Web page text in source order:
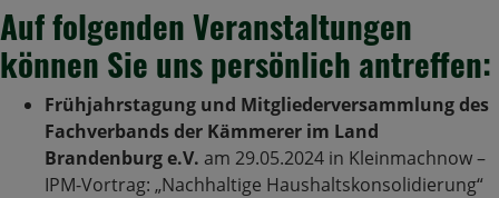
Auf folgenden Veranstaltungen
können Sie uns persönlich antreffen:
Frühjahrstagung und Mitgliederversammlung des
Fachverbands der Kämmerer im Land
Brandenburg e.V. am 29.05.2024 in Kleinmachnow –
IPM-Vortrag: „Nachhaltige Haushaltskonsolidierung“